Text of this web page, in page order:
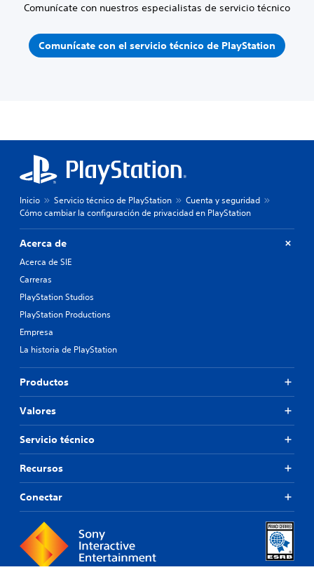
Comunícate con nuestros especialistas de servicio técnico
Comunícate con el servicio técnico de PlayStation
Inicio Servicio técnico de PlayStation
Cuenta y seguridad
Cómo cambiar la configuración de privacidad en PlayStation
Acerca de
Acerca de SIE
Carreras
PlayStation Studios
PlayStation Productions
Empresa
La historia de PlayStation
Productos
Valores
Servicio técnico
Recursos
Conectar